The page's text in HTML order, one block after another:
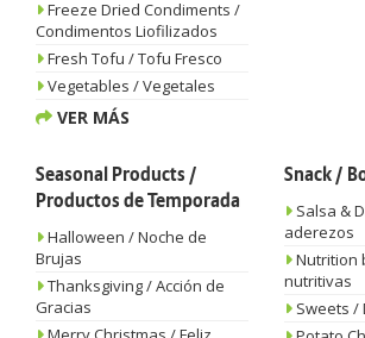
Freeze Dried Condiments /
Condimentos Liofilizados
Fresh Tofu / Tofu Fresco
Vegetables / Vegetales
VER MÁS
Seasonal Products /
Productos de Temporada
Halloween / Noche de
Brujas
Thanksgiving / Acción de
Gracias
Snack /
Salsa &
aderezos
Nutrition
nutritivas
Sweets /